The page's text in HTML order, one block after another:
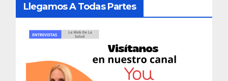
Llegamos A Todas Partes